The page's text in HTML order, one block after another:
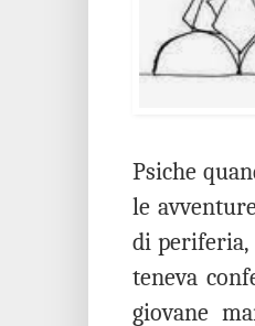
Psiche
le
di periferia,
teneva
giovane